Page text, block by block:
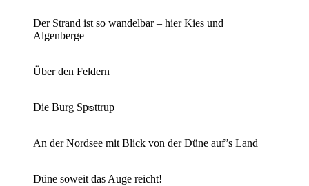
Der Strand ist so wandelbar – hier Kies und
Algenberge
Über den Feldern
Die Burg Spᴓttrup
An der Nordsee mit Blick von der Düne auf’s Land
Düne soweit das Auge reicht!